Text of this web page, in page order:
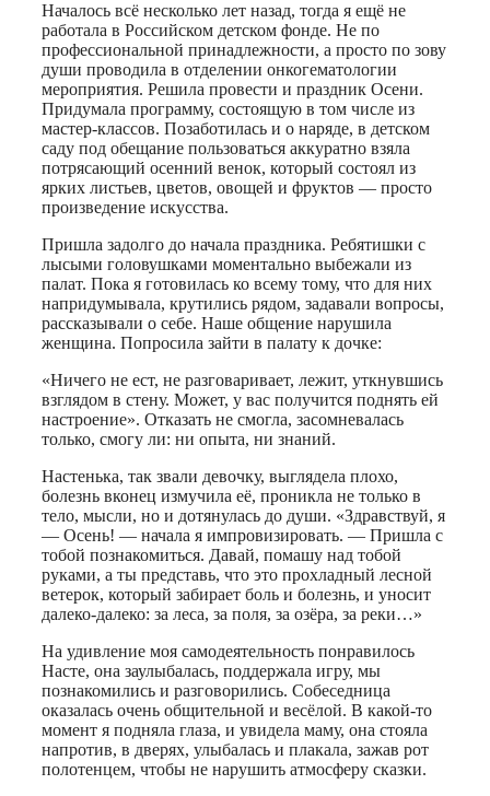
Началось всё несколько лет назад, тогда я ещё не
работала в Российском детском фонде. Не по
профессиональной принадлежности, а просто по зову
души проводила в отделении онкогематологии
мероприятия. Решила провести и праздник Осени.
Придумала программу, состоящую в том числе из
мастер-классов. Позаботилась и о наряде, в детском
саду под обещание пользоваться аккуратно взяла
потрясающий осенний венок, который состоял из
ярких листьев, цветов, овощей и фруктов — просто
произведение искусства.
Пришла задолго до начала праздника. Ребятишки с
лысыми головушками моментально выбежали из
палат. Пока я готовилась ко всему тому, что для них
напридумывала, крутились рядом, задавали вопросы,
рассказывали о себе. Наше общение нарушила
женщина. Попросила зайти в палату к дочке:
«Ничего не ест, не разговаривает, лежит, уткнувшись
взглядом в стену. Может, у вас получится поднять ей
настроение». Отказать не смогла, засомневалась
только, смогу ли: ни опыта, ни знаний.
Настенька, так звали девочку, выглядела плохо,
болезнь вконец измучила её, проникла не только в
тело, мысли, но и дотянулась до души. «Здравствуй, я
— Осень! — начала я импровизировать. — Пришла с
тобой познакомиться. Давай, помашу над тобой
руками, а ты представь, что это прохладный лесной
ветерок, который забирает боль и болезнь, и уносит
далеко-далеко: за леса, за поля, за озёра, за реки…»
На удивление моя самодеятельность понравилось
Насте, она заулыбалась, поддержала игру, мы
познакомились и разговорились. Собеседница
оказалась очень общительной и весёлой. В какой-то
момент я подняла глаза, и увидела маму, она стояла
напротив, в дверях, улыбалась и плакала, зажав рот
полотенцем, чтобы не нарушить атмосферу сказки.